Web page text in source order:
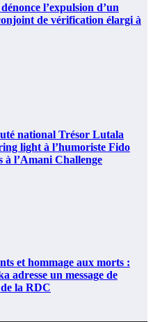
l’expulsion d’un
de vérification élargi à
national Trésor Lutala
light à l’humoriste Fido
l’Amani Challenge
et hommage aux morts :
adresse un message de
la RDC